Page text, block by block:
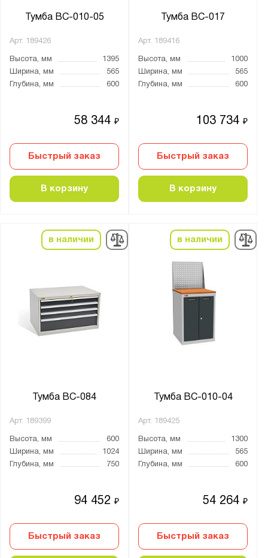
Тумба ВС-010-05
Арт. 189426
Высота, мм
1395
Ширина, мм
565
Глубина, мм
600
58 344₽
Быстрый заказ
В корзину
Тумба ВС-017
Арт. 189416
Высота, мм
1000
Ширина, мм
565
Глубина, мм
600
103 734₽
Быстрый заказ
В корзину
в наличии
Тумба ВС-084
Арт. 189399
Высота, мм
600
Ширина, мм
1024
Глубина, мм
750
94 452₽
Быстрый заказ
в наличии
Тумба ВС-010-04
Арт. 189425
Высота, мм
1300
Ширина, мм
565
Глубина, мм
600
54 264₽
Быстрый заказ
10
Нагрузка на полку, кг:
от до
1 ключевой
2 ключевых
Толщина:
от до
Антрацитово-серый (RAL 7016)
Светло-серый (RAL 7035)
Сигнальный синий (RAL 5005)
Синий (RAL 5002)